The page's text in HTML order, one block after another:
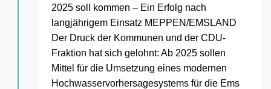
2025 soll kommen – Ein Erfolg nach
langjährigem Einsatz MEPPEN/EMSLAND
Der Druck der Kommunen und der CDU-
Fraktion hat sich gelohnt: Ab 2025 sollen
Mittel für die Umsetzung eines modernen
Hochwasservorhersagesystems für die Ems